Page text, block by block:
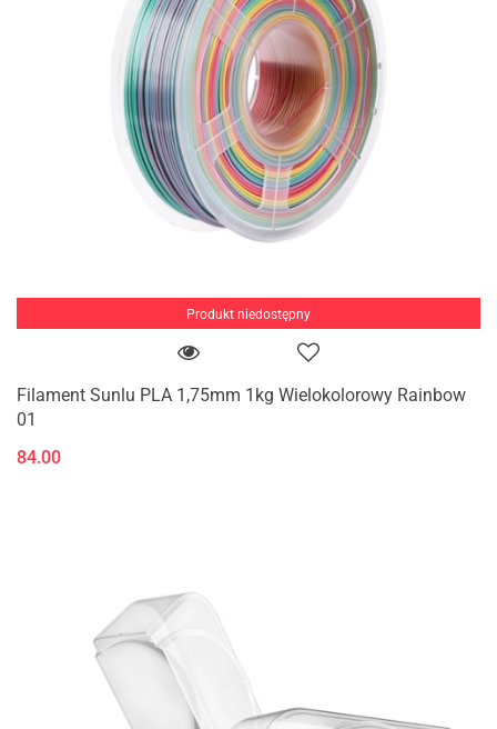
Produkt niedostępny
Filament Sunlu PLA 1,75mm 1kg Wielokolorowy Rainbow
01
84.00